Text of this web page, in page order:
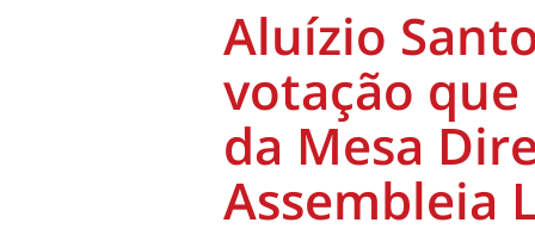
Aluízio
votação
da Mesa
Assembleia